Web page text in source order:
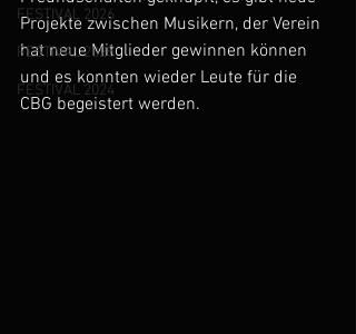
FESTIVAL 2026
FESTIVAL 2025
FESTIVAL 2024
Projekte zwischen Musikern, der Verein
hat neue Mitglieder gewinnen können
und es konnten wieder Leute für die
CBG begeistert werden.